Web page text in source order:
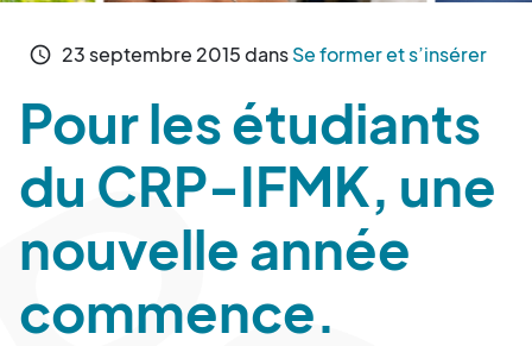
schedule 23septembre 2015dansSe former et s’insérer
Pour les étudiants
du CRP-IFMK, une
nouvelle année
commence.